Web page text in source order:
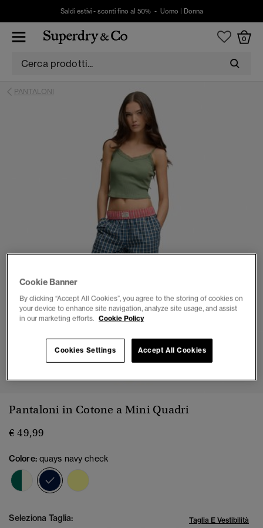
Saldi estivi - sconti fino al 50% - Uomo Donna
0
PANTALONI
1 2 3 4 5 6 7
Pantaloni in Cotone a Mini Quadri
€ 49,99
Colore: quays navy check
selezionato
Seleziona Taglia: Taglia E Vestibilità
Cookie Banner
By clicking “Accept All Cookies”, you agree to the storing of cookies on
your device to enhance site navigation, analyze site usage, and assist
in our marketing efforts. Cookie Policy
Cookies Settings Accept All Cookies